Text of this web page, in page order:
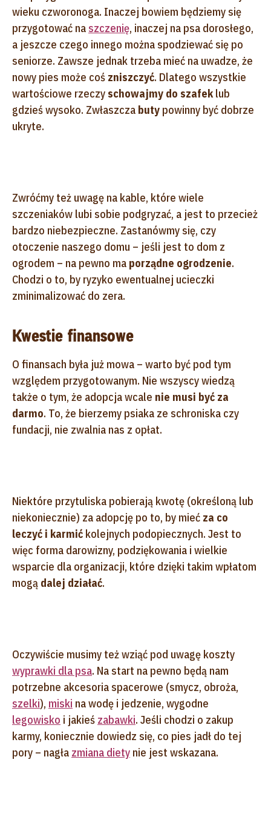
wieku czworonoga. Inaczej bowiem będziemy się
przygotować na szczenię, inaczej na psa dorosłego,
a jeszcze czego innego można spodziewać się po
seniorze. Zawsze jednak trzeba mieć na uwadze, że
nowy pies może coś zniszczyć. Dlatego wszystkie
wartościowe rzeczyschowajmy do szafeklub
gdzieś wysoko. Zwłaszcza buty powinny być dobrze
ukryte.
Zwróćmy też uwagę na kable, które wiele
szczeniaków lubi sobie podgryzać, a jest to przecież
bardzo niebezpieczne. Zastanówmy się, czy
otoczenie naszego domu – jeśli jest to dom z
ogrodem – na pewno ma porządne ogrodzenie.
Chodzi o to, by ryzyko ewentualnej ucieczki
zminimalizować do zera.
Kwestie finansowe
O finansach była już mowa – warto być pod tym
względem przygotowanym. Nie wszyscy wiedzą
także o tym, że adopcja wcale nie musi być za
darmo. To, że bierzemy psiaka ze schroniska czy
fundacji, nie zwalnia nas z opłat.
Niektóre przytuliska pobierają kwotę (określoną lub
niekoniecznie) za adopcję po to, by mieć za co
leczyć i karmić kolejnych podopiecznych. Jest to
więc forma darowizny, podziękowania i wielkie
wsparcie dla organizacji, które dzięki takim wpłatom
mogą dalej działać.
Oczywiście musimy też wziąć pod uwagę koszty
wyprawki dla psa. Na start na pewno będą nam
potrzebne akcesoria spacerowe (smycz, obroża,
szelki), miski na wodę i jedzenie, wygodne
legowisko i jakieś zabawki. Jeśli chodzi o zakup
karmy, koniecznie dowiedz się, co pies jadł do tej
pory – nagła zmiana diety nie jest wskazana.